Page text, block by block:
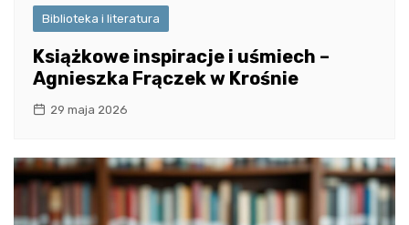
Biblioteka i literatura
Książkowe inspiracje i uśmiech –
Agnieszka Frączek w Krośnie
29 maja 2026